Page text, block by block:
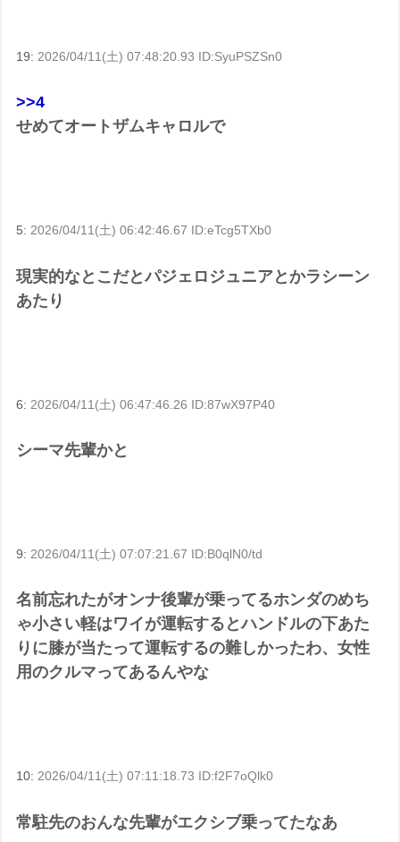
19: 2026/04/11(土) 07:48:20.93 ID:SyuPSZSn0
>>4
せめてオートザムキャロルで
5:2026/04/11(土) 06:42:46.67 ID:eTcg5TXb0
現実的なとこだとパジェロジュニアとかラシーン
あたり
6: 2026/04/11(土) 06:47:46.26 ID:87wX97P40
シーマ先輩かと
9: 2026/04/11(土) 07:07:21.67 ID:B0qlN0/td
名前忘れたがオンナ後輩が乗ってるホンダのめち
ゃ小さい軽はワイが運転するとハンドルの下あた
りに膝が当たって運転するの難しかったわ、女性
用のクルマってあるんやな
10:2026/04/11(土) 07:11:18.73 ID:f2F7oQlk0
常駐先のおんな先輩がエクシブ乗ってたなあ